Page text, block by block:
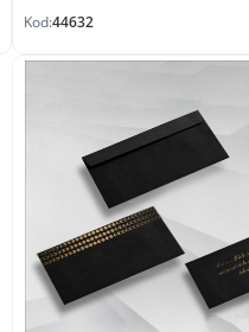
Kod:44632